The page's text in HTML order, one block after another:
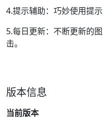
4.提示辅助：巧妙使用提
5.每日更新：不断更新的
击。
版本信息
当前版本